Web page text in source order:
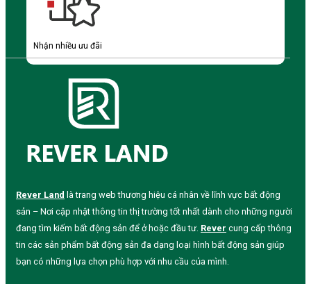
Nhận nhiều ưu đãi
Rever Land là trang web thương hiệu cá nhân về lĩnh vực bất động
sản – Nơi cập nhật thông tin thị trường tốt nhất dành cho những người
đang tìm kiếm bất động sản để ở hoặc đầu tư. Rever cung cấp thông
tin các sản phẩm bất động sản đa dạng loại hình bất động sản giúp
bạn có những lựa chọn phù hợp với nhu cầu của mình.